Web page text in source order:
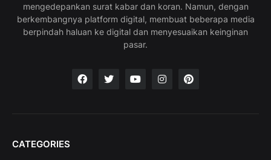
mengedepankan surat kabar dan koran. Namun, dengan
berkembangnya platform digital, membuat beberapa media
berpindah haluan ke digital dan menyesuaikan keinginan
pasar.
CATEGORIES